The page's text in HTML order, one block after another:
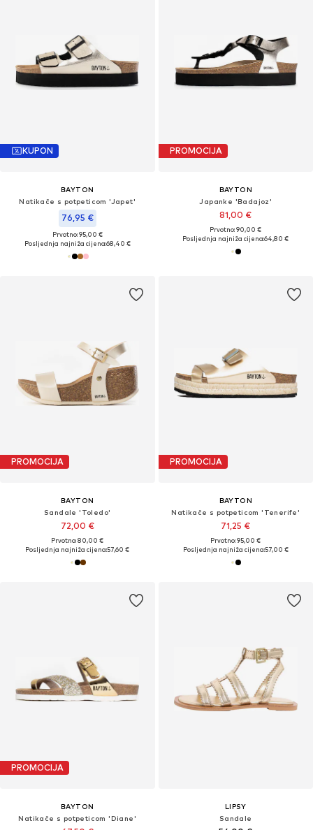
KUPON
BAYTON
Natikače s potpeticom 'Japet'
76,95 €
Prvotno: 95,00 €
Posljednja najniža cijena:68,40 €
PROMOCIJA
BAYTON
Japanke 'Badajoz'
81,00 €
Prvotno: 90,00 €
Posljednja najniža cijena:64,80 €
PROMOCIJA
BAYTON
Sandale 'Toledo'
72,00 €
Prvotno: 80,00 €
Posljednja najniža cijena:57,60 €
PROMOCIJA
BAYTON
Natikače s potpeticom 'Tenerife'
71,25 €
Prvotno: 95,00 €
Posljednja najniža cijena:57,00 €
PROMOCIJA
BAYTON
Natikače s potpeticom 'Diane'
LIPSY
Sandale